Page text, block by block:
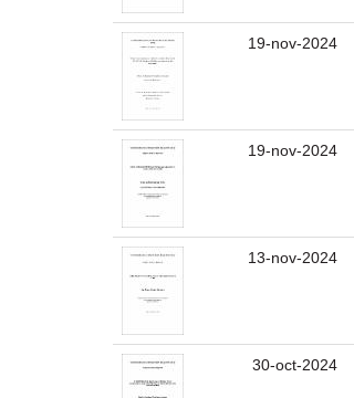
19-nov-2024
19-nov-2024
13-nov-2024
30-oct-2024